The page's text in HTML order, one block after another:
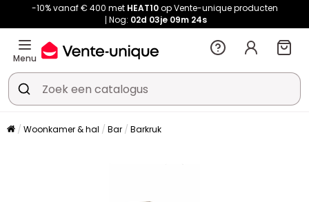
-10% vanaf € 400 met HEAT10op Vente-unique producten
Nog: 02d 03je 09m 24s
Menu
Woonkamer & hal Bar Barkruk